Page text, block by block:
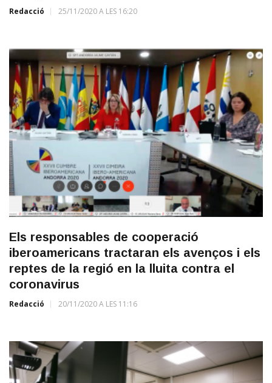
Redacció 25/11/2020 A LES 16:20
Els responsables de cooperació
iberoamericans tractaran els avenços i els
reptes de la regió en la lluita contra el
coronavirus
Redacció 20/11/2020 A LES 11:16